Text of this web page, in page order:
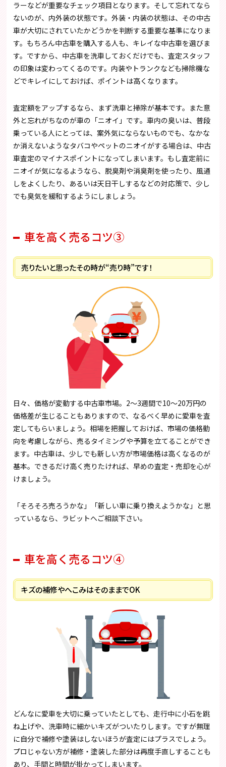
ラーなどが重要なチェック項目となります。そして忘れてなら
ないのが、内外装の状態です。外装・内装の状態は、その中古
車が大切にされていたかどうかを判断する重要な基準になりま
す。もちろん中古車を購入する人も、キレイな中古車を選びま
す。ですから、中古車を洗車しておくだけでも、査定スタッフ
の印象は変わってくるのです。内装やトランクなども掃除機な
どでキレイにしておけば、ポイントは高くなります。
査定額をアップするなら、まず洗車と掃除が基本です。また意
外と忘れがちなのが車の「ニオイ」です。車内の臭いは、普段
乗っている人にとっては、案外気にならないものでも、なかな
か消えないようなタバコやペットのニオイがする場合は、中古
車査定のマイナスポイントになってしまいます。もし査定前に
ニオイが気になるようなら、脱臭剤や消臭剤を使ったり、風通
しをよくしたり、あるいは天日干しするなどの対応策で、少し
でも臭気を緩和するようにしましょう。
車を高く売るコツ③
売りたいと思ったその時が“売り時”です！
日々、価格が変動する中古車市場。2～3週間で10～20万円の
価格差が生じることもありますので、なるべく早めに愛車を査
定してもらいましょう。相場を把握しておけば、市場の価格動
向を考慮しながら、売るタイミングや予算を立てることができ
ます。中古車は、少しでも新しい方が市場価格は高くなるのが
基本。できるだけ高く売りたければ、早めの査定・売却を心が
けましょう。
「そろそろ売ろうかな」「新しい車に乗り換えようかな」と思
っているなら、ラビットへご相談下さい。
車を高く売るコツ④
キズの補修やへこみはそのままでOK
どんなに愛車を大切に乗っていたとしても、走行中に小石を跳
ね上げや、洗車時に細かいキズがついたりします。ですが無理
に自分で補修や塗装はしないほうが査定にはプラスでしょう。
プロじゃない方が補修・塗装した部分は再度手直しすることも
あり、手間と時間が掛かってしまいます。